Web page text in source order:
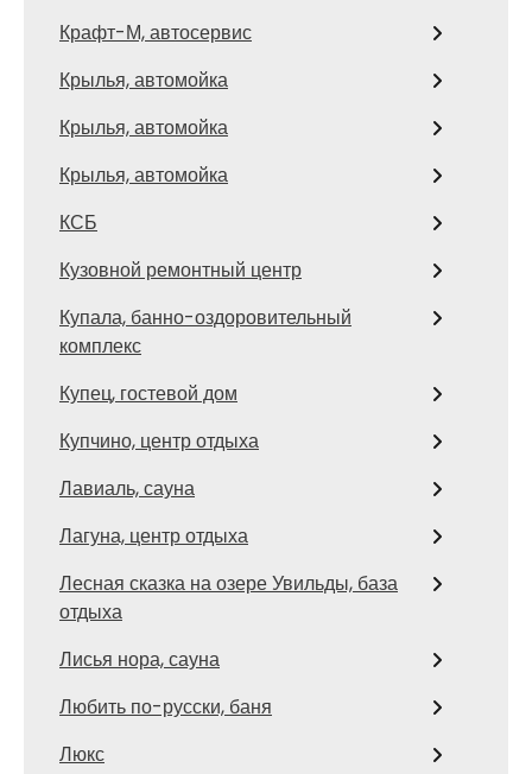
Крафт-М, автосервис
Крылья, автомойка
Крылья, автомойка
Крылья, автомойка
КСБ
Кузовной ремонтный центр
Купала, банно-оздоровительный
комплекс
Купец, гостевой дом
Купчино, центр отдыха
Лавиаль, сауна
Лагуна, центр отдыха
Лесная сказка на озере Увильды, база
отдыха
Лисья нора, сауна
Любить по-русски, баня
Люкс